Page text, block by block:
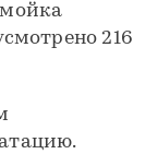
216